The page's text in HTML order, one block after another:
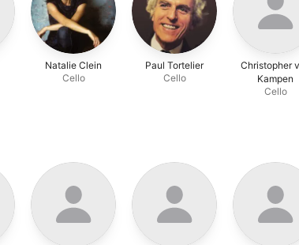
Natalie Clein
Cello
Paul Tortelier
Cello
Christopher
Kampen
Cello